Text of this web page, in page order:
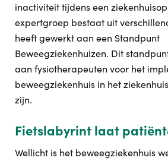
inactiviteit tijdens een
expertgroep bestaat uit
heeft gewerkt aan een Standpunt
Beweegziekenhuizen. Dit
aan fysiotherapeuten voor het
beweegziekenhuis in het
zijn.
Fietslabyrint laat
Wellicht is het beweegziekenhuis